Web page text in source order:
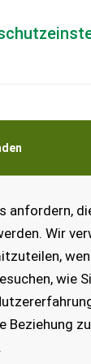
anfordern,
Wir
wie
Beziehung
und
Verkaufe
Standard
ohne Tür.
EUR 0